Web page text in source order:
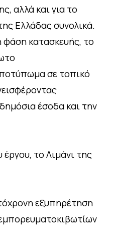
αλλά και για το
Ελλάδας συνολικά.
κατασκευής, το
σε τοπικό
έσοδα και την
το Λιμάνι της
εξυπηρέτηση